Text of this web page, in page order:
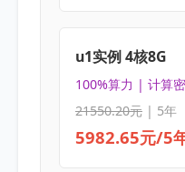
u1实例 4核8G
100%算力 | 计算
21550.20元| 5年
5982.65元/5